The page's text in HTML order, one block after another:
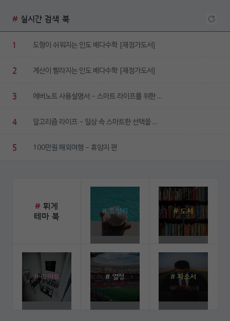
# 실시간 검색 북
1 도형이 쉬워지는 인도 베다수학 [재정가도서]
2 계산이 빨라지는 인도 베다수학 [재정가도서]
3 에버노트 사용설명서 - 스마트 라이프를 위한 ...
4 알고리즘 라이프 - 일상 속 스마트한 선택을 ...
5 100만원 해외여행 - 휴양지 편
# 휘게
테마 북
# 휴양지 # 도서
# 라이프 # 열정 # 자소서